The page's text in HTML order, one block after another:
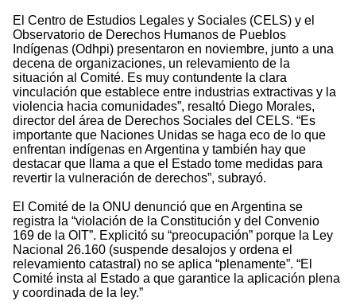
El Centro de Estudios Legales y Sociales (CELS) y el
Observatorio de Derechos Humanos de Pueblos
Indígenas (Odhpi) presentaron en noviembre, junto a una
decena de organizaciones, un relevamiento de la
situación al Comité. Es muy contundente la clara
vinculación que establece entre industrias extractivas y la
violencia hacia comunidades”, resaltó Diego Morales,
director del área de Derechos Sociales del CELS. “Es
importante que Naciones Unidas se haga eco de lo que
enfrentan indígenas en Argentina y también hay que
destacar que llama a que el Estado tome medidas para
revertir la vulneración de derechos”, subrayó.
El Comité de la ONU denunció que en Argentina se
registra la “violación de la Constitución y del Convenio
169 de la OIT”. Explicitó su “preocupación” porque la Ley
Nacional 26.160 (suspende desalojos y ordena el
relevamiento catastral) no se aplica “plenamente”. “El
Comité insta al Estado a que garantice la aplicación plena
y coordinada de la ley.”